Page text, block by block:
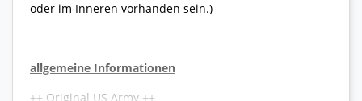
oder im Inneren vorhanden sein.)
allgemeine Informationen
++ Original US Army ++